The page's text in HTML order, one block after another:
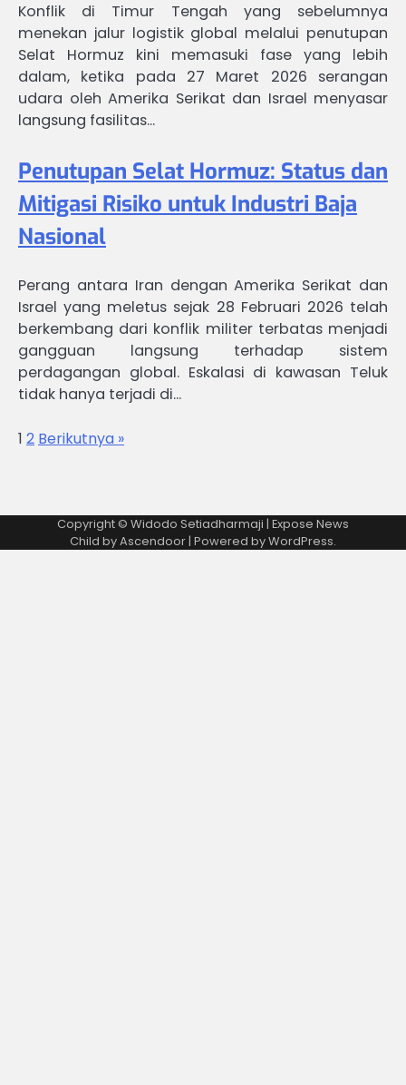
Konflik di Timur Tengah yang sebelumnya
menekan jalur logistik global melalui penutupan
Selat Hormuz kini memasuki fase yang lebih
dalam, ketika pada 27 Maret 2026 serangan
udara oleh Amerika Serikat dan Israel menyasar
langsung fasilitas…
Penutupan Selat Hormuz: Status dan
Mitigasi Risiko untuk Industri Baja
Nasional
Perang antara Iran dengan Amerika Serikat dan
Israel yang meletus sejak 28 Februari 2026 telah
berkembang dari konflik militer terbatas menjadi
gangguan langsung terhadap sistem
perdagangan global. Eskalasi di kawasan Teluk
tidak hanya terjadi di…
1 2 Berikutnya »
Copyright © Widodo Setiadharmaji | Expose News
Child byAscendoor | Powered byWordPress.